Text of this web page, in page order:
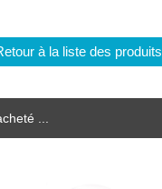
à la liste des produits
...